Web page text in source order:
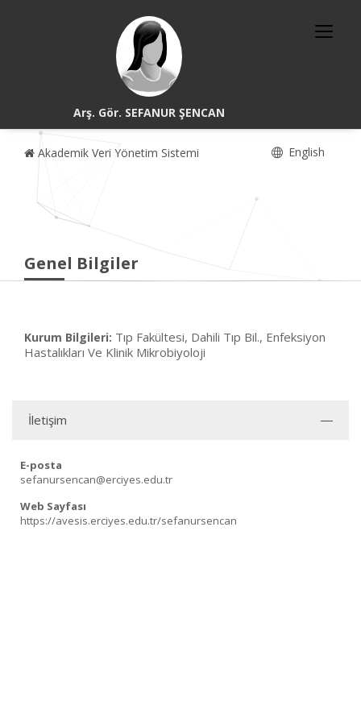
Arş. Gör. SEFANUR ŞENCAN
Akademik Veri Yönetim Sistemi English
Genel Bilgiler
Kurum Bilgileri: Tıp Fakültesi, Dahili Tıp Bil., Enfeksiyon
Hastalıkları Ve Klinik Mikrobiyoloji
İletişim
E-posta
sefanursencan@erciyes.edu.tr
Web Sayfası
https://avesis.erciyes.edu.tr/sefanursencan